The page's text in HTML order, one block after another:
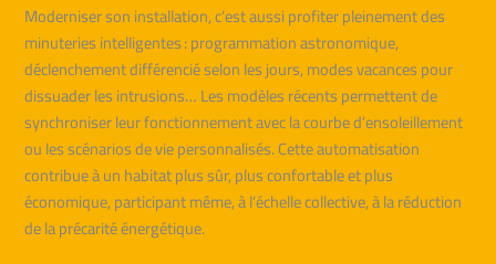
Moderniser son installation, c’est aussi profiter pleinement des
minuteries intelligentes : programmation astronomique,
déclenchement différencié selon les jours, modes vacances pour
dissuader les intrusions… Les modèles récents permettent de
synchroniser leur fonctionnement avec la courbe d’ensoleillement
ou les scénarios de vie personnalisés. Cette automatisation
contribue à un habitat plus sûr, plus confortable et plus
économique, participant même, à l’échelle collective, à la réduction
de la précarité énergétique.